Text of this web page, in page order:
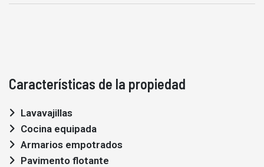
Características de la propiedad
Lavavajillas
Cocina equipada
Armarios empotrados
Pavimento flotante